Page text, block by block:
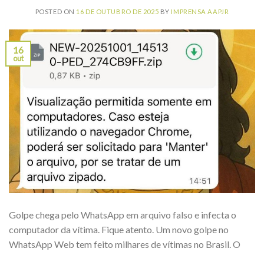
POSTED ON 16 DE OUTUBRO DE 2025 BY IMPRENSA AAPJR
16
out
Golpe chega pelo WhatsApp em arquivo falso e infecta o
computador da vítima. Fique atento. Um novo golpe no
WhatsApp Web tem feito milhares de vítimas no Brasil. O